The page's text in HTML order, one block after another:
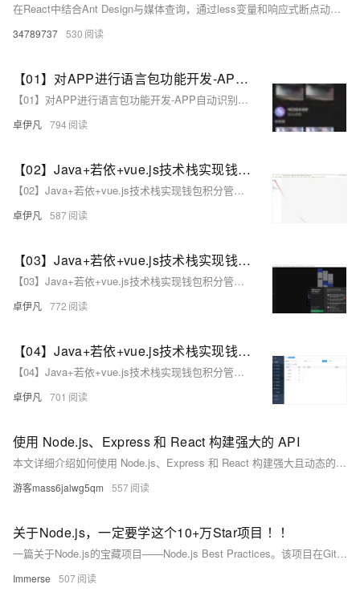
在React中结合Ant Design与媒体查询，通过less变量和响应式断点动态调整`@font-size-base`，实现多分辨率下字体自适应，提升跨设备体验。
34789737 530
【01】对APP进行语言包功能开发-APP自动识别地区ip后分配对应的语言功能复杂吗？-成熟app项目语言包功能定制开发-前端以uniapp-基于vue.js后端以laravel基于php为例项目实战-优雅草卓伊凡
【01】对APP进行语言包功能开发-APP自动识别地区ip后分配对应的语言功能复杂吗？-成熟app项目语言包功能定制开发-前端以uniapp-基于vue.js后端以laravel基于php为例项目实战-优雅草卓伊凡
卓伊凡 794
【02】Java+若依+vue.js技术栈实现钱包积分管理系统项目-商业级电玩城积分系统商业项目实战-ui设计图figmaUI设计准备-figma汉化插件-mysql数据库设计-优雅草卓伊凡商业项目实战
【02】Java+若依+vue.js技术栈实现钱包积分管理系统项目-商业级电玩城积分系统商业项目实战-ui设计图figmaUI设计准备-figma汉化插件-mysql数据库设计-优雅草卓伊凡商业项目实战
卓伊凡 587
【03】Java+若依+vue.js技术栈实现钱包积分管理系统项目-若依框架搭建-服务端-后台管理-整体搭建-优雅草卓伊凡商业项目实战
【03】Java+若依+vue.js技术栈实现钱包积分管理系统项目-若依框架搭建-服务端-后台管理-整体搭建-优雅草卓伊凡商业项目实战
卓伊凡 772
【04】Java+若依+vue.js技术栈实现钱包积分管理系统项目-若依框架二次开发准备工作-以及建立初步后端目录菜单列-优雅草卓伊凡商业项目实战
【04】Java+若依+vue.js技术栈实现钱包积分管理系统项目-若依框架二次开发准备工作-以及建立初步后端目录菜单列-优雅草卓伊凡商业项目实战
卓伊凡 701
使用 Node.js、Express 和 React 构建强大的 API
本文详细介绍如何使用 Node.js、Express 和 React 构建强大且动态的 API。从开发环境搭建到集成 React 前端，再到利用 APIPost 高效测试 API，适合各水平开发者。内容涵盖 Node.js 运行时、Express 框架与 React 库的基础知识及协同工作方式，还涉及数据库连接和前后端数据交互。通过实际代码示例，助你快速上手并优化应用性能。
游客mass6jalwg5qm 557
关于Node.js，一定要学这个10+万Star项目 ！！
一篇关于Node.js的宝藏项目——Node.js Best Practices。该项目在GitHub上已有102k Star，汇集了100+条最佳实践，涵盖架构、安全、性能等多方面。每条实践不仅有简明说明和详细解释，还附带代码示例及资源链接。文中通过三个实战案例（利用CPU多核、避免阻塞事件循环、使用中间件处理错误）展示了其实际应用价值，并推荐了几条对前端转Node.js开发者特别有用的最佳实践。强烈建议每位Node.js开发者学习此项目，理解“怎么做”与“为什么要这么做”，以提升开发能力。
Immerse 507